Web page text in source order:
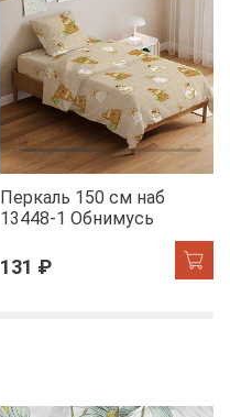
Перкаль 150 см наб
13448-1 Обнимусь
131 ₽